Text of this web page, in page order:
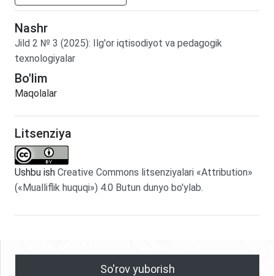
Nashr
Jild 2 № 3 (2025): Ilg'or iqtisodiyot va pedagogik
texnologiyalar
Bo'lim
Maqolalar
Litsenziya
Ushbu ish Creative Commons litsenziyalari «Attribution»
(«Mualliflik huquqi») 4.0 Butun dunyo bo'ylab.
So'rov yuborish